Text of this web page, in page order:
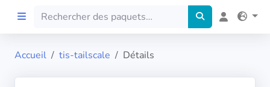
Accueil tis-tailscale Détails